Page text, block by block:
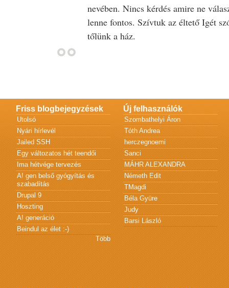
nevében. Nincs kérdés amire ne
lenne fontos. Szívtuk az éltető Igét
tőlünk a ház.
Friss blogbejegyzések
Utolsó
Nyári hírlevél
Jailed SSH
Egy változatos hét teendői
Ima hétvége tervezés
A! gen belső gyógyítás és
szabadítás
Drupal 9
Hoszting
A! generáció
Beindul az élet :-)
Több
Új felhasználók
Szombathelyi Áron
Tóth Andrea
herczegnoemi
Sanci
MÁHR ALEXANDRA
Németh Edit
TMagdi
Béla Gyüre
Judy
Barsi László